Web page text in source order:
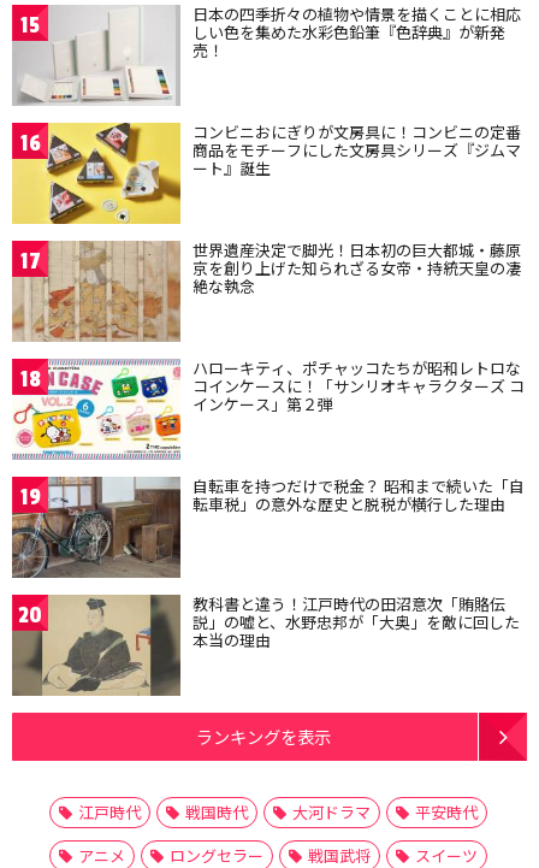
15 日本の四季折々の植物や情景を描くことに相応
しい色を集めた水彩色鉛筆『色辞典』が新発
売！
16 コンビニおにぎりが文房具に！コンビニの定番
商品をモチーフにした文房具シリーズ『ジムマ
ート』誕生
17 世界遺産決定で脚光！日本初の巨大都城・藤原
京を創り上げた知られざる女帝・持統天皇の凄
絶な執念
18 ハローキティ、ポチャッコたちが昭和レトロな
コインケースに！「サンリオキャラクターズ コ
インケース」第２弾
19 自転車を持つだけで税金？ 昭和まで続いた「自
転車税」の意外な歴史と脱税が横行した理由
20 教科書と違う！江戸時代の田沼意次「賄賂伝
説」の嘘と、水野忠邦が「大奥」を敵に回した
本当の理由
ランキングを表示
江戸時代 戦国時代 大河ドラマ
平安時代
アニメ
ロングセラー 戦国武将
スイーツ